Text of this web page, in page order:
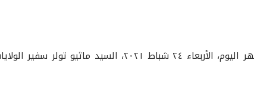
استقبل السيد نيجيرفان بارزاني رئيس إقليم كوردستان بعد ظهر اليوم، الأربعاء